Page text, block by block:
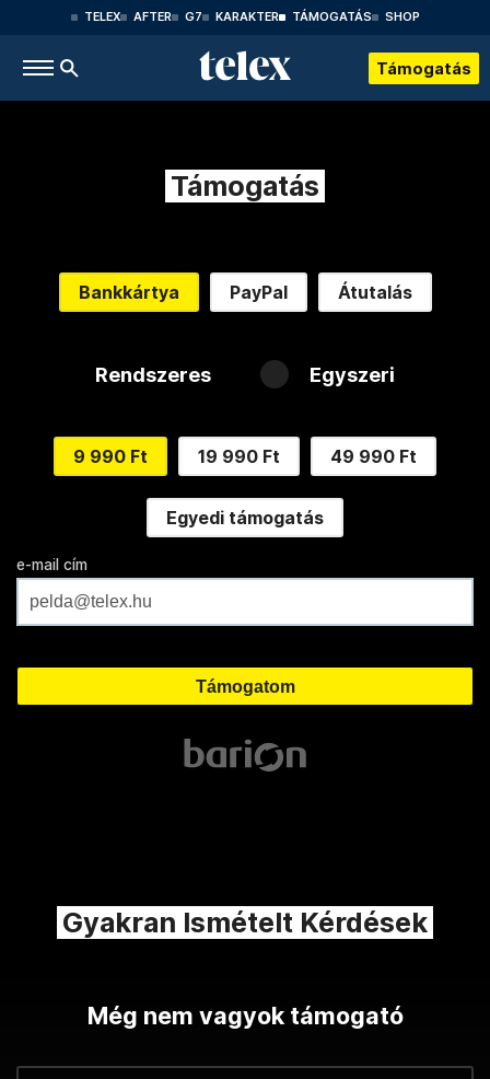
TELEX AFTER G7 KARAKTER TÁMOGATÁS SHOP
Támogatás
Támogatás
Bankkártya PayPal Átutalás
Rendszeres Egyszeri
9 990 Ft 19 990 Ft 49 990 Ft
Egyedi támogatás
e-mail cím
Gyakran Ismételt Kérdések
Még nem vagyok támogató